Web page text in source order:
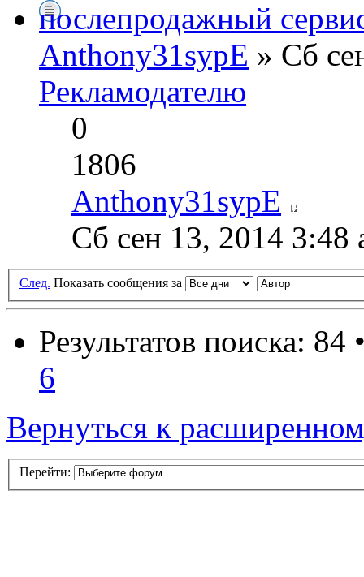
послепродажный
Anthony31sypE » Сб
Рекламодателю
0
1806
Anthony31sypE
Сб сен 13, 2014 3:48
След. Показать сообщения за
Результатов поиска: 84
6
Вернуться к
Перейти: